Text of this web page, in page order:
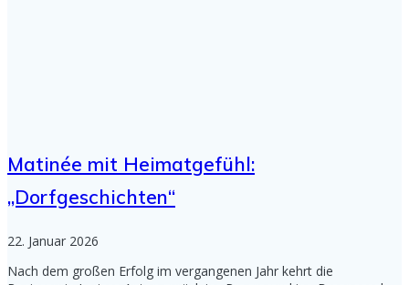
Matinée mit Heimatgefühl:
„Dorfgeschichten“
22. Januar 2026
Nach dem großen Erfolg im vergangenen Jahr kehrt die